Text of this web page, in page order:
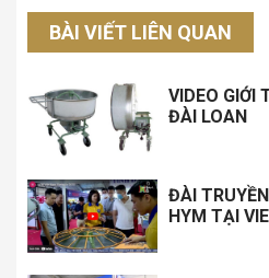
BÀI VIẾT LIÊN QUAN
VIDEO GIỚI
ĐÀI LOAN
ĐÀI
HYM TẠI